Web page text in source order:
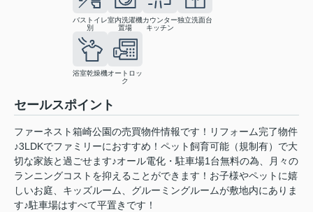
バストイレ
別
室内洗濯機
置場
カウンター
キッチン
独立洗面台
浴室乾燥機オートロッ
ク
セールスポイント
ファーネスト箱崎公園の売買物件情報です！リフォーム完了物件
♪3LDKでファミリーにおすすめ！ペット飼育可能（規制有）で大
切な家族と過ごせます♪オール電化・駐車場1台無料の為、月々の
ランニングコストを抑えることができます！お子様やペットに嬉
しいお庭、キッズルーム、グルーミングルームが敷地内にありま
す♪駐車場はすべて平置きです！